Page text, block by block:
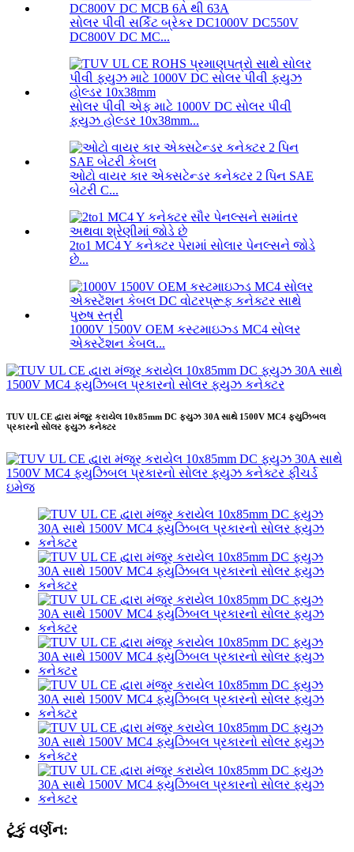
સોલર પીવી સર્કિટ બ્રેકર DC1000V DC550V
DC800V DC MC...
સોલર પીવી એફ માટે 1000V DC સોલર પીવી
ફ્યુઝ હોલ્ડર 10x38mm...
ઓટો વાયર કાર એક્સટેન્ડર કનેક્ટર 2 પિન SAE
બેટરી C...
2to1 MC4 Y કનેક્ટર પેરામાં સોલાર પેનલ્સને જોડે
છે...
1000V 1500V OEM કસ્ટમાઇઝ્ડ MC4 સોલર
એક્સ્ટેંશન કેબલ...
TUV UL CE દ્વારા મંજૂર કરાયેલ 10x85mm DC ફ્યુઝ 30A સાથે 1500V MC4 ફ્યુઝિબલ
પ્રકારનો સોલર ફ્યુઝ કનેક્ટર
ટૂંકું વર્ણન: